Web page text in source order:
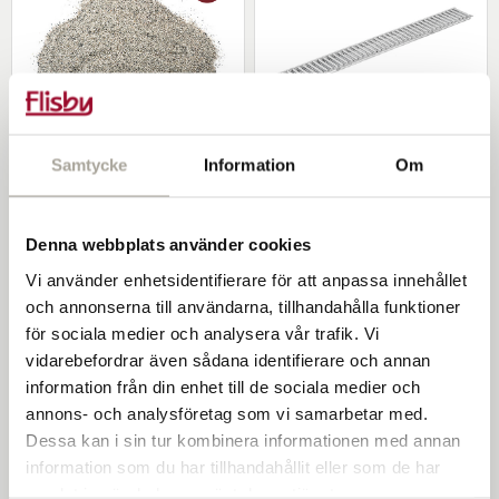
Samtycke Information Om
Denna webbplats använder cookies
Vi använder enhetsidentifierare för att anpassa innehållet
och annonserna till användarna, tillhandahålla funktioner
för sociala medier och analysera vår trafik. Vi
vidarebefordrar även sådana identifierare och annan
information från din enhet till de sociala medier och
annons- och analysföretag som vi samarbetar med.
Dessa kan i sin tur kombinera informationen med annan
information som du har tillhandahållit eller som de har
Användningsområde Uppfart; Gång; Poolområde; Uteplats
Färg
Referensnummer
Åtgångstabell för hårdfog:
Storlek
40x40x4 cm
9 m²
Åtgångstabell för fastfog & fogsand:
Storlek Kg per m² 15 kg räcker till
35x35x5 cm
0,99 kg
15,2 m²
40x40x4 cm
0,7 kg 21,4 m²
Vad behöver jag för undermaterial?
Du behöverfiberduk,bärlagerochstenflis.
Besök gärna vår steg för steg-guide om att lägga sten
Romex fastfog grå 15 kg
- +
Köp
Markränna galler
- +
Köp